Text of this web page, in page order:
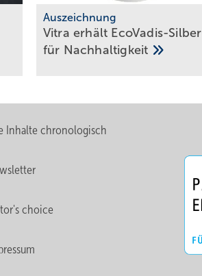
Auszeichnung
Vitra erhält EcoVadis-Silber
für Nach­hal­tig­keit
Inhalte chronologisch
choice